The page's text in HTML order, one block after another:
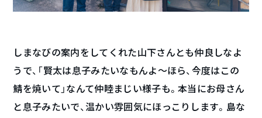
しまなびの案内をしてくれた山下さんとも仲良しなよ
うで、「賢太は息子みたいなもんよ〜ほら、今度はこの
鯖を焼いて」なんて仲睦まじい様子も。本当にお母さん
と息子みたいで、温かい雰囲気にほっこりします。島な